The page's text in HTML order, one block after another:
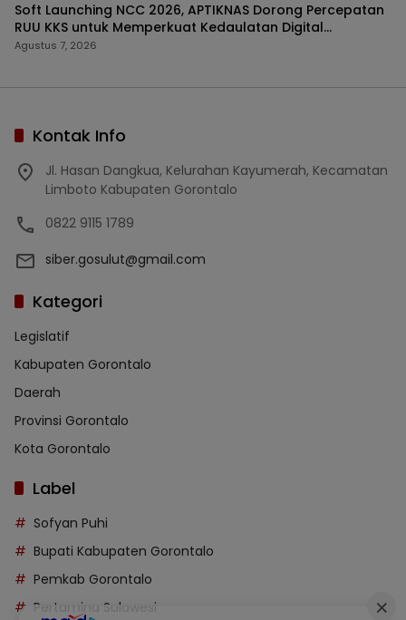
Soft Launching NCC 2026, APTIKNAS Dorong Percepatan
RUU KKS untuk Memperkuat Kedaulatan Digital
Indonesia
Agustus 7, 2026
Kontak Info
Jl. Hasan Dangkua, Kelurahan Kayumerah, Kecamatan
Limboto Kabupaten Gorontalo
0822 9115 1789
siber.gosulut@gmail.com
Kategori
Legislatif
Kabupaten Gorontalo
Daerah
Provinsi Gorontalo
Kota Gorontalo
Label
Sofyan Puhi
Bupati Kabupaten Gorontalo
Pemkab Gorontalo
Pertamina Sulawesi